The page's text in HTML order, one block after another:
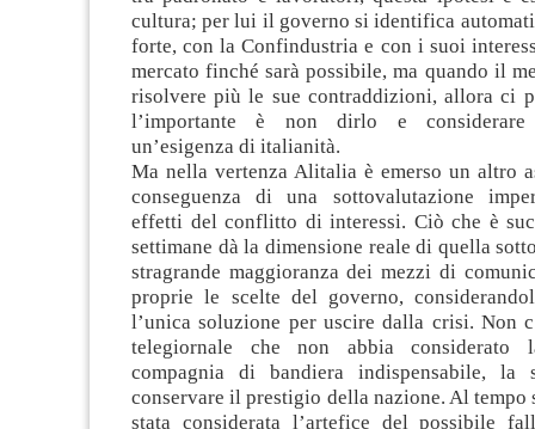
cultura; per lui il governo si identifica
forte, con la Confindustria e con i suoi
mercato finché sarà possibile, ma quando il
risolvere più le sue contraddizioni, allora ci
l’importante è non dirlo e considerare
un’esigenza di italianità.
Ma nella vertenza Alitalia è emerso un altro
conseguenza di una sottovalutazione
effetti del conflitto di interessi. Ciò che è
settimane dà la dimensione reale di quella
stragrande maggioranza dei mezzi di
proprie le scelte del governo,
l’unica soluzione per uscire dalla crisi. Non
telegiornale che non abbia considerato
compagnia di bandiera indispensabile, la
conservare il prestigio della nazione. Al tempo
stata considerata l’artefice del possibile